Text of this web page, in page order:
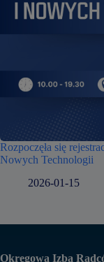
Rozpoczęła się
Nowych Technologii
2026-01-15
Okręgowa Izba